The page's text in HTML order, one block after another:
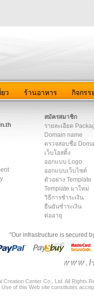
ว ร้านอาหาร กิจกรร
สมัครสมาชิก
รายละเอียด
Domain name
ตรวจสอบชื่อ
เว็บโฮสติ้ง
ออกแบบ Logo
ออกแบบเว็บไซต์
ตัวอย่าง Template
Template มาใหม่
วิธีการชำระเงิน
ยืนยันชำระเงิน
ต่ออายุ
"Our infrastructure is secured
Creation Center Co., Ltd. All Rights
Use of this Web site constitutes